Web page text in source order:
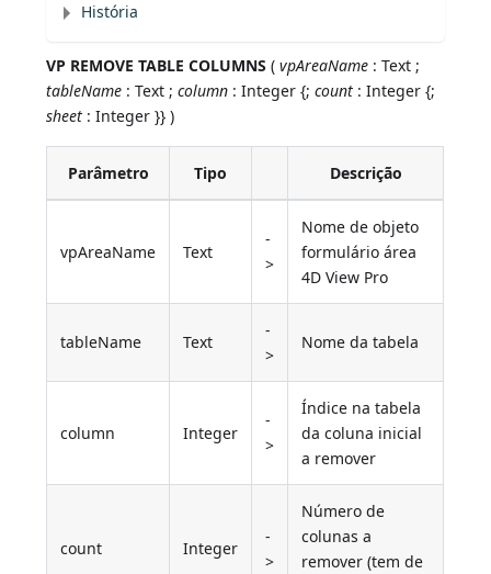
História
VP REMOVE TABLE COLUMNS (vpAreaName : Text ;
tableName : Text ;column : Integer {;count : Integer {;
sheet : Integer }} )
Parâmetro Tipo Descrição
vpAreaName Text
-
>
Nome de objeto
formulário área
4D View Pro
tableName Text
-
>
Nome da tabela
column Integer
-
>
Índice na tabela
da coluna inicial
a remover
count Integer
-
>
Número de
colunas a
remover (tem de